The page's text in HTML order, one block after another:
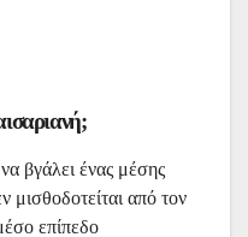
βγάλει ένας μέσης
μισθοδοτείται από τον
επίπεδο